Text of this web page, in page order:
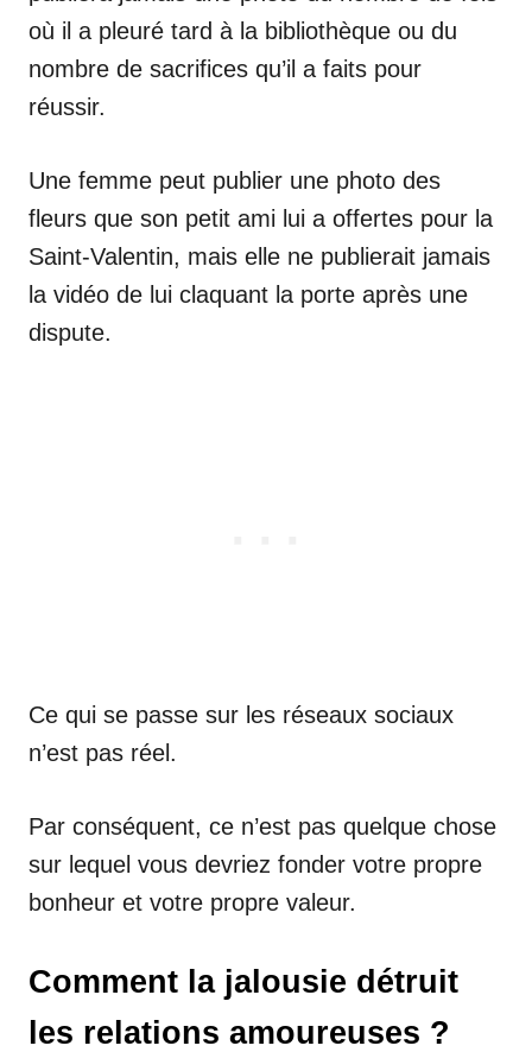
où il a pleuré tard à la bibliothèque ou du
nombre de sacrifices qu’il a faits pour
réussir.
Une femme peut publier une photo des
fleurs que son petit ami lui a offertes pour la
Saint-Valentin, mais elle ne publierait jamais
la vidéo de lui claquant la porte après une
dispute.
Ce qui se passe sur les réseaux sociaux
n’est pas réel.
Par conséquent, ce n’est pas quelque chose
sur lequel vous devriez fonder votre propre
bonheur et votre propre valeur.
Comment la jalousie détruit
les relations amoureuses ?